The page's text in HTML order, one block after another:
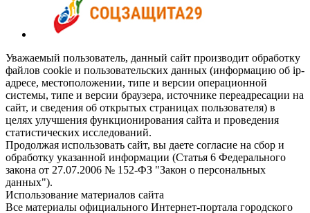
Уважаемый пользователь, данный сайт производит обработку
файлов cookie и пользовательских данных (информацию об ip-
адресе, местоположении, типе и версии операционной
системы, типе и версии браузера, источнике переадресации на
сайт, и сведения об открытых страницах пользователя) в
целях улучшения функционирования сайта и проведения
статистических исследований.
Продолжая использовать сайт, вы даете согласие на сбор и
обработку указанной информации (Статья 6 Федерального
закона от 27.07.2006 № 152-ФЗ "Закон о персональных
данных").
Использование материалов сайта
Все материалы официального Интернет-портала городского